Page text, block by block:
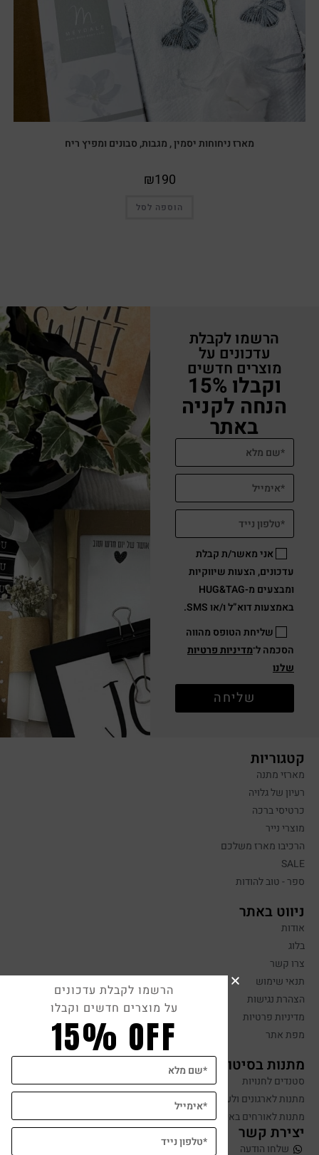
מארז ניחוחות יסמין , מגבות, סבונים ומפיץ ריח
₪190
הוספה לסל
הרשמו לקבלת
עדכונים על
מוצרים חדשים
וקבלו 15%
הנחה לקניה
באתר
אני מאשר/ת קבלת
עדכונים, הצעות שיווקיות
ומבצעים מ-HUG&TAG
באמצעות דוא”ל ו/או SMS.
שליחת הטופס מהווה
הסכמה ל־מדיניות פרטיות
שלנו
שליחה
קטגוריות
מארזי מתנה
רעיון של גלויה
כרטיסי ברכה
מוצרי נייר
הרכיבו מארז משלכם
SALE
ספר - טוב להודות
ניווט באתר
אודות
בלוג
צרו קשר
תנאי שימוש
הצהרת נגישות
מדיניות פרטיות
מפת אתר
מתנות בסיטונאות
סטנדים לחנויות
מתנות לארגונים ולעובדים
מתנות לאורחים באירועים
יצירת קשר
שלחו הודעה
הרשמו לקבלת עדכונים
על מוצרים חדשים וקבלו
15% OFF